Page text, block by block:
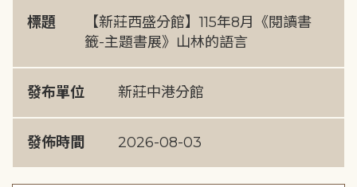
標題
【新莊西盛分館】115年8月《閱讀書
籤-主題書展》山林的語言
發布單位 新莊中港分館
發佈時間 2026-08-03